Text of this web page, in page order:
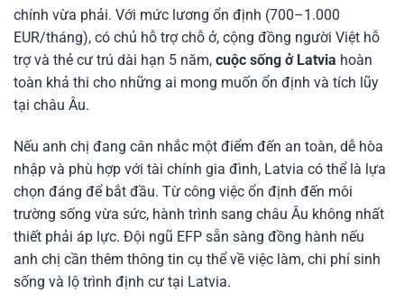
chính vừa phải. Với mức lương ổn định (700–1.000
EUR/tháng), có chủ hỗ trợ chỗ ở, cộng đồng người Việt hỗ
trợ và thẻ cư trú dài hạn 5 năm, cuộc sống ở Latvia hoàn
toàn khả thi cho những ai mong muốn ổn định và tích lũy
tại châu Âu.
Nếu anh chị đang cân nhắc một điểm đến an toàn, dễ hòa
nhập và phù hợp với tài chính gia đình, Latvia có thể là lựa
chọn đáng để bắt đầu. Từ công việc ổn định đến môi
trường sống vừa sức, hành trình sang châu Âu không nhất
thiết phải áp lực. Đội ngũ EFP sẵn sàng đồng hành nếu
anh chị cần thêm thông tin cụ thể về việc làm, chi phí sinh
sống và lộ trình định cư tại Latvia.